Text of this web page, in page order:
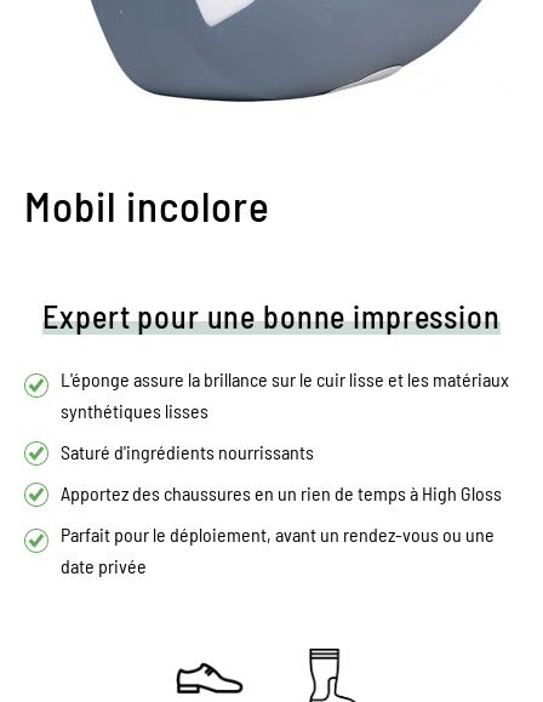
Mobil incolore
Expert pour une bonne impression
L'éponge assure la brillance sur le cuir lisse et les matériaux
synthétiques lisses
Saturé d'ingrédients nourrissants
Apportez des chaussures en un rien de temps à High Gloss
Parfait pour le déploiement, avant un rendez-vous ou une
date privée